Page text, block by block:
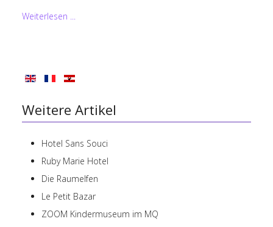
Weiterlesen ...
Weitere Artikel
Hotel Sans Souci
Ruby Marie Hotel
Die Raumelfen
Le Petit Bazar
ZOOM Kindermuseum im MQ